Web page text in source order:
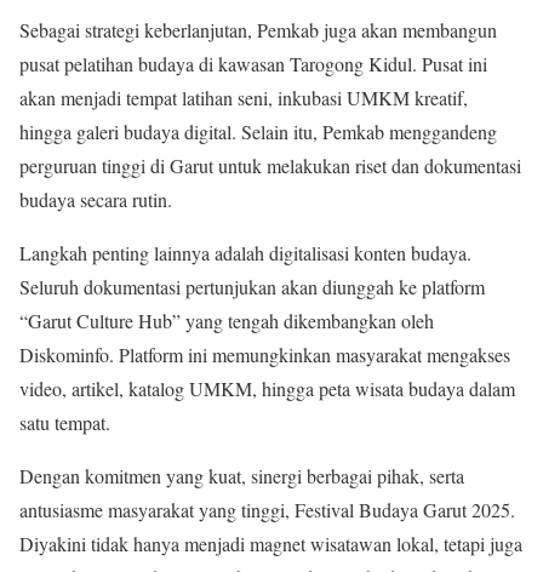
Sebagai strategi keberlanjutan, Pemkab juga akan membangun
pusat pelatihan budaya di kawasan Tarogong Kidul. Pusat ini
akan menjadi tempat latihan seni, inkubasi UMKM kreatif,
hingga galeri budaya digital. Selain itu, Pemkab menggandeng
perguruan tinggi di Garut untuk melakukan riset dan dokumentasi
budaya secara rutin.
Langkah penting lainnya adalah digitalisasi konten budaya.
Seluruh dokumentasi pertunjukan akan diunggah ke platform
“Garut Culture Hub” yang tengah dikembangkan oleh
Diskominfo. Platform ini memungkinkan masyarakat mengakses
video, artikel, katalog UMKM, hingga peta wisata budaya dalam
satu tempat.
Dengan komitmen yang kuat, sinergi berbagai pihak, serta
antusiasme masyarakat yang tinggi, Festival Budaya Garut 2025.
Diyakini tidak hanya menjadi magnet wisatawan lokal, tetapi juga